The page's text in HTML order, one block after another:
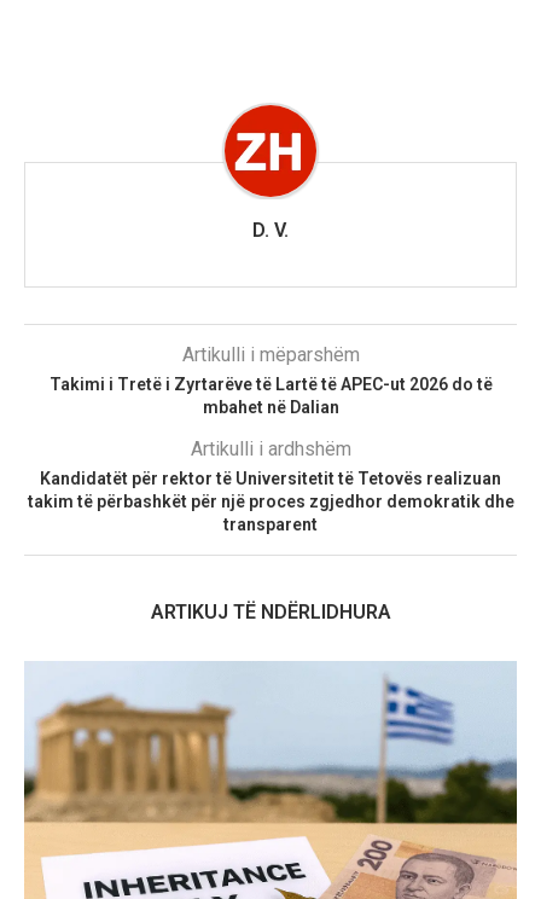
D. V.
Artikulli i mëparshëm
Takimi i Tretë i Zyrtarëve të Lartë të APEC-ut 2026 do të
mbahet në Dalian
Artikulli i ardhshëm
Kandidatët për rektor të Universitetit të Tetovës realizuan
takim të përbashkët për një proces zgjedhor demokratik dhe
transparent
ARTIKUJ TË NDËRLIDHURA